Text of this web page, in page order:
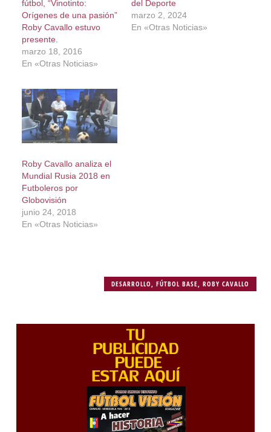
fútbol, “Vinotinto:
Orígenes de una pasión”
Roby Cavallo estuvo
presente.
marzo 18, 2016
En «Otras Noticias»
del Deporte
marzo 2, 2024
En «Otras Noticias»
Roby Cavallo analiza el
Mundial Rusia 2018 en
Futboleros por
Globovisión
junio 24, 2018
En «Otras Noticias»
DESARROLLO,FÚTBOL BASE,ROBY CAVALLO